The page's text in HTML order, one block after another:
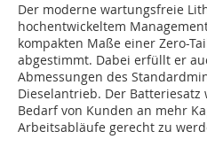
Der moderne wartungsfreie
hochentwickeltem
kompakten Maße einer Zero-
abgestimmt. Dabei erfüllt er
Abmessungen des
Dieselantrieb. Der
Bedarf von Kunden an mehr
Arbeitsabläufe gerecht zu